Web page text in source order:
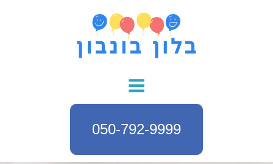
050-792-9999